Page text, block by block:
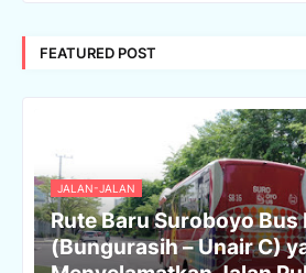
FEATURED POST
JALAN-JALAN
Rute Baru Suroboyo Bus
(Bungurasih – Unair C)